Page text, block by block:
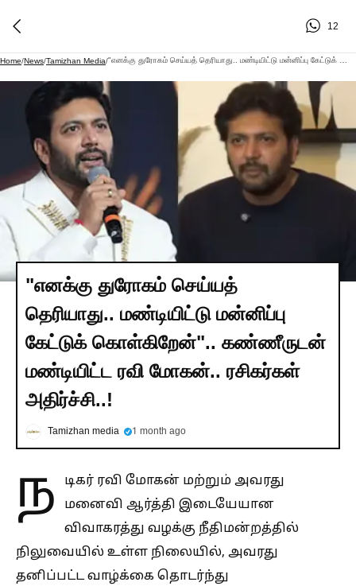
12
Home/News/Tamizhan Media/
"எனக்கு துரோகம் செய்யத்
தெரியாது.. மண்டியிட்டு மன்னிப்பு
கேட்டுக் கொள்கிறேன்".. கண்ணீருடன்
மண்டியிட்ட ரவி மோகன்.. ரசிகர்கள்
அதிர்ச்சி..!
Tamizhan media 1 month ago
ந
டிகர் ரவி மோகன் மற்றும் அவரது
மனைவி ஆர்த்தி இடையேயான
விவாகரத்து வழக்கு நீதிமன்றத்தில்
நிலுவையில் உள்ள நிலையில், அவரது
தனிப்பட்ட வாழ்க்கை தொடர்ந்து